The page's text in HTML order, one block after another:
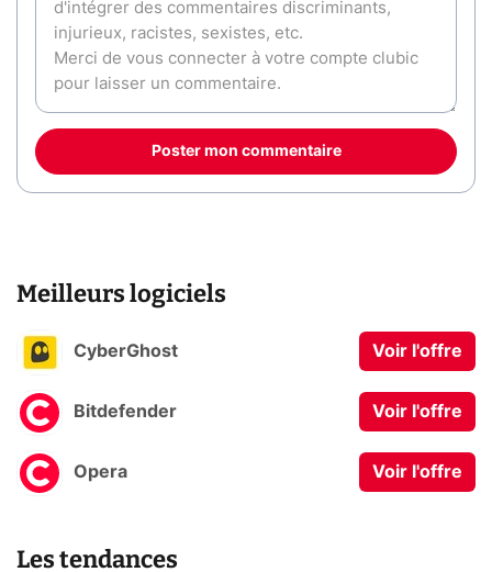
Poster mon commentaire
Meilleurs logiciels
CyberGhost Voir l'offre
Bitdefender Voir l'offre
Opera Voir l'offre
Les tendances